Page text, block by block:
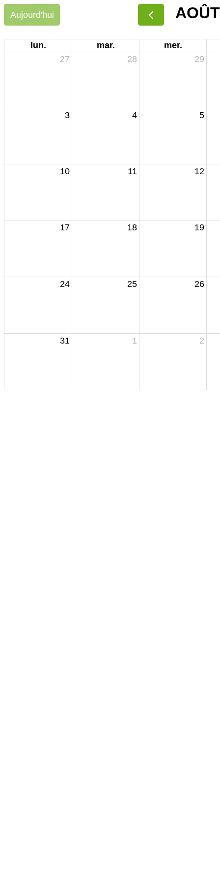
Aujourd'hui
lun. mar.
mer.
27
28 29
3 4 5
10 11 12
17 18 19
24 25 26
31 1 2